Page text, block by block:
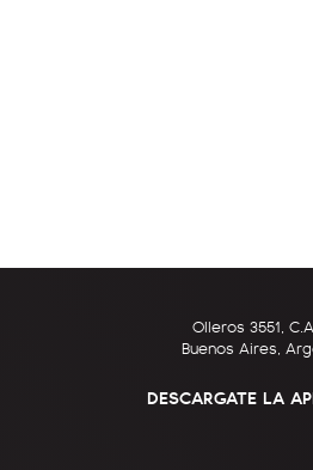
Olleros 3551,
Buenos Aires,
DESCARGATE LA